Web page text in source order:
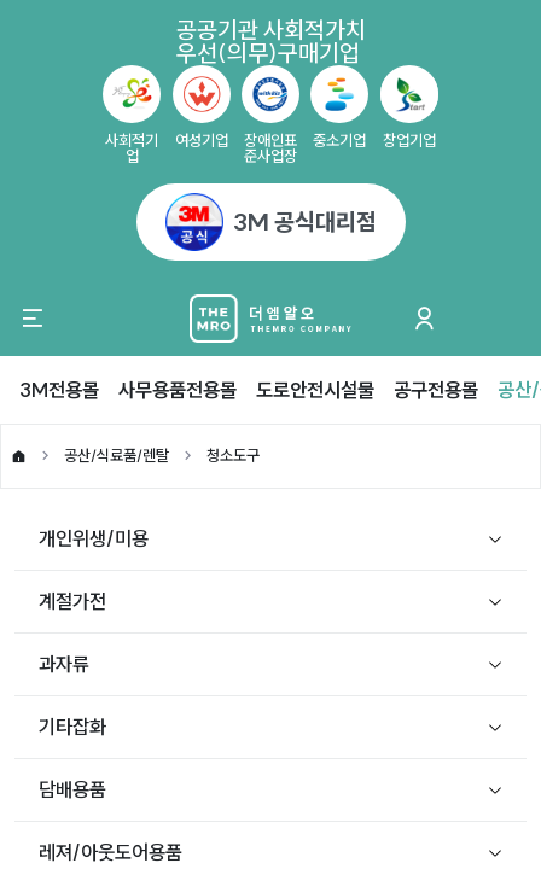
공공기관 사회적가치
우선(의무)구매기업
사회적기
업
여성기업
장애인표
준사업장
중소기업 창업기업
3M 공식대리점
3M전용몰 사무용품전용몰 도로안전시설물 공구전용몰 공산
공산/식료품/렌탈 청소도구
개인위생/미용
계절가전
과자류
기타잡화
담배용품
레져/아웃도어용품